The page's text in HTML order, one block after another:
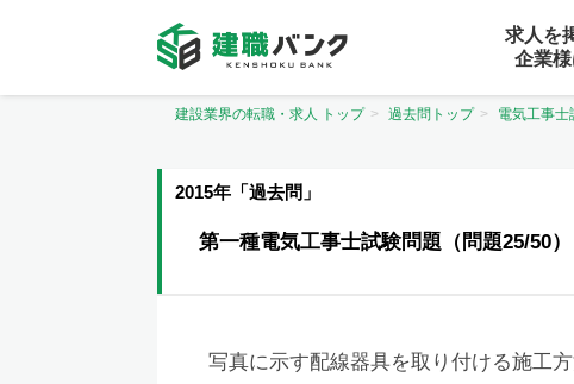
求人を
企業
建設業界の転職・求人 トップ 過去問トップ 電気工事士
2015年「過去問」
第一種電気工事士試験問題（問題25/50）
写真に示す配線器具を取り付ける施工